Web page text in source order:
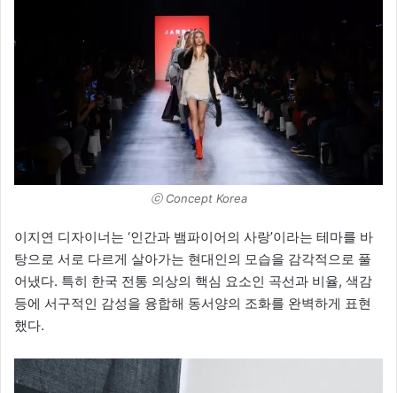
ⓒ Concept Korea
이지연 디자이너는 ‘인간과 뱀파이어의 사랑’이라는 테마를 바
탕으로 서로 다르게 살아가는 현대인의 모습을 감각적으로 풀
어냈다. 특히 한국 전통 의상의 핵심 요소인 곡선과 비율, 색감
등에 서구적인 감성을 융합해 동서양의 조화를 완벽하게 표현
했다.